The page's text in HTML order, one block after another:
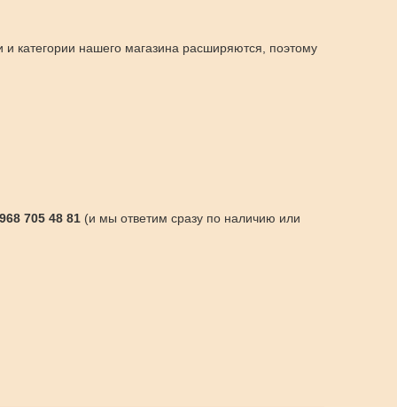
и категории нашего магазина расширяются, поэтому
705 48 81 (и мы ответим сразу по наличию или